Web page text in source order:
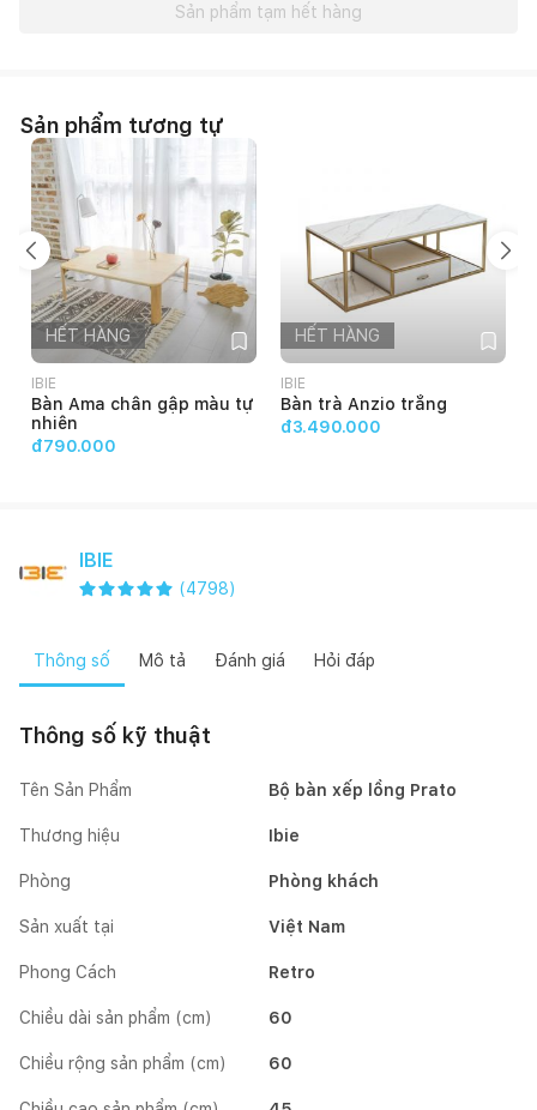
Sản phẩm tạm hết hàng
Sản phẩm tương tự
HẾT HÀNG
IBIE
Bàn Ama chân gập màu tự
nhiên
đ790.000
HẾT HÀNG
IBIE
Bàn trà Anzio trắng
đ3.490.000
IBIE
(4798)
Thông số Mô tả Đánh giá Hỏi đáp
Thông số kỹ thuật
Tên Sản Phẩm Bộ bàn xếp lồng Prato
Thương hiệu Ibie
Phòng Phòng khách
Sản xuất tại Việt Nam
Phong Cách Retro
Chiều dài sản phẩm (cm) 60
Chiều rộng sản phẩm (cm) 60